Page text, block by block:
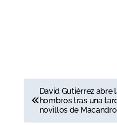
a
David Gutiérrez abre
hombros tras una
novillos de Macandro